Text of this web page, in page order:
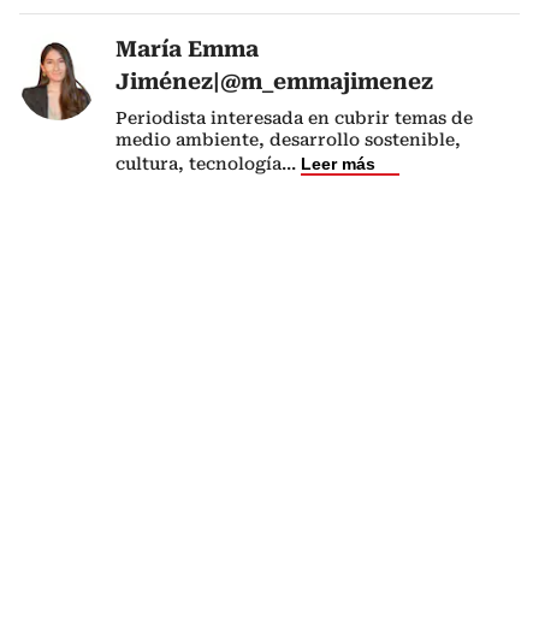
María Emma
Jiménez|@m_emmajimenez
Periodista interesada en cubrir temas de
medio ambiente, desarrollo sostenible,
cultura, tecnología... Leer más